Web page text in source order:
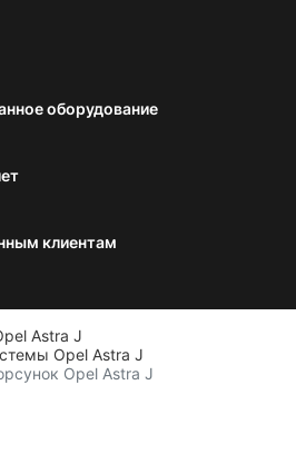
оборудование
клиентам
Astra J
Opel Astra J
Opel Astra J